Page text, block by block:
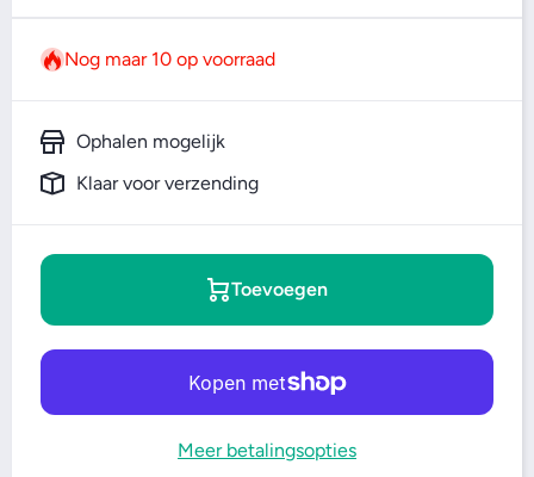
Nog maar 10 op voorraad
Ophalen mogelijk
Klaar voor verzending
Toevoegen
Meer betalingsopties